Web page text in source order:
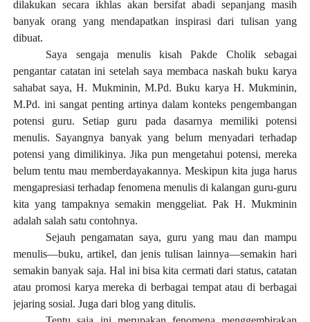
dilakukan secara ikhlas akan bersifat abadi sepanjang masih
banyak orang yang mendapatkan inspirasi dari tulisan yang
dibuat.
Saya sengaja menulis kisah Pakde Cholik sebagai
pengantar catatan ini setelah saya membaca naskah buku karya
sahabat saya, H. Mukminin, M.Pd. Buku karya H. Mukminin,
M.Pd. ini sangat penting artinya dalam konteks pengembangan
potensi guru. Setiap guru pada dasarnya memiliki potensi
menulis. Sayangnya banyak yang belum menyadari terhadap
potensi yang dimilikinya. Jika pun mengetahui potensi, mereka
belum tentu mau memberdayakannya. Meskipun kita juga harus
mengapresiasi terhadap fenomena menulis di kalangan guru-guru
kita yang tampaknya semakin menggeliat. Pak H. Mukminin
adalah salah satu contohnya.
Sejauh pengamatan saya, guru yang mau dan mampu
menulis—buku, artikel, dan jenis tulisan lainnya—semakin hari
semakin banyak saja. Hal ini bisa kita cermati dari status, catatan
atau promosi karya mereka di berbagai tempat atau di berbagai
jejaring sosial. Juga dari blog yang ditulis.